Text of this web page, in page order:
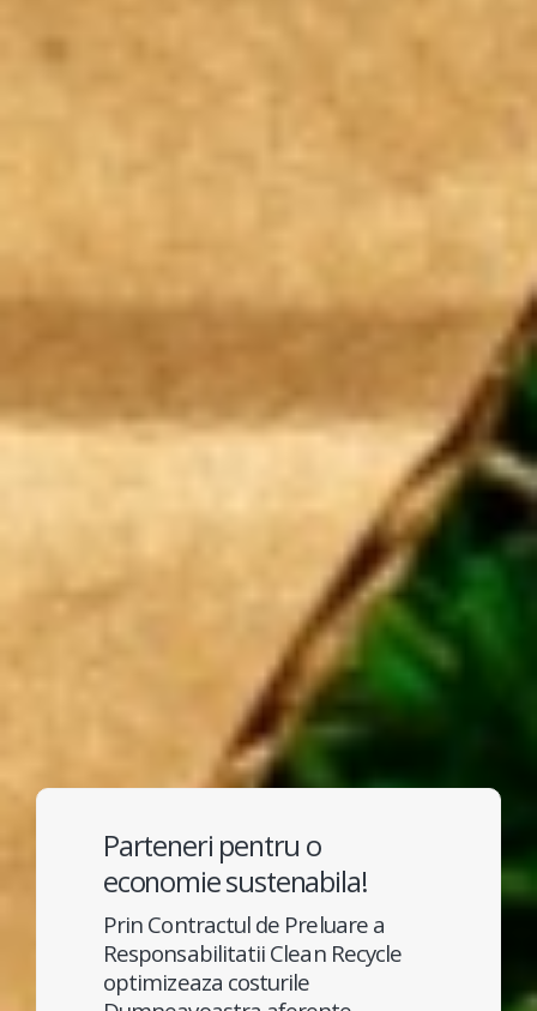
Parteneri pentru o
economie sustenabila!
Prin Contractul de Preluare a
Responsabilitatii Clean Recycle
optimizeaza costurile